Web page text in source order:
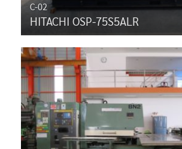
C-02
HITACHI OSP-75S5ALR